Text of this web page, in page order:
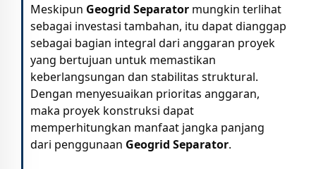
Meskipun Geogrid Separator mungkin terlihat
sebagai investasi tambahan, itu dapat dianggap
sebagai bagian integral dari anggaran proyek
yang bertujuan untuk memastikan
keberlangsungan dan stabilitas struktural.
Dengan menyesuaikan prioritas anggaran,
maka proyek konstruksi dapat
memperhitungkan manfaat jangka panjang
dari penggunaan Geogrid Separator.